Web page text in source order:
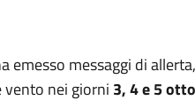
emesso messaggi di
vento nei giorni 3, 4 e 5